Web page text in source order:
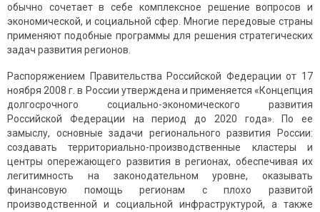
обычно сочетает в себе комплексное решение вопросов и
экономической, и социальной сфер. Многие передовые страны
применяют подобные программы для решения стратегических
задач развития регионов.
Распоряжением Правительства Российской Федерации от 17
ноября 2008 г. в России утверждена и применяется «Концепция
долгосрочного социально-экономического развития
Российской Федерации на период до 2020 года». По ее
замыслу, основные задачи регионального развития России:
создавать территориально-производственные кластеры и
центры опережающего развития в регионах, обеспечивая их
легитимность на законодательном уровне, оказывать
финансовую помощь регионам с плохо развитой
производственной и социальной инфраструктурой, а также